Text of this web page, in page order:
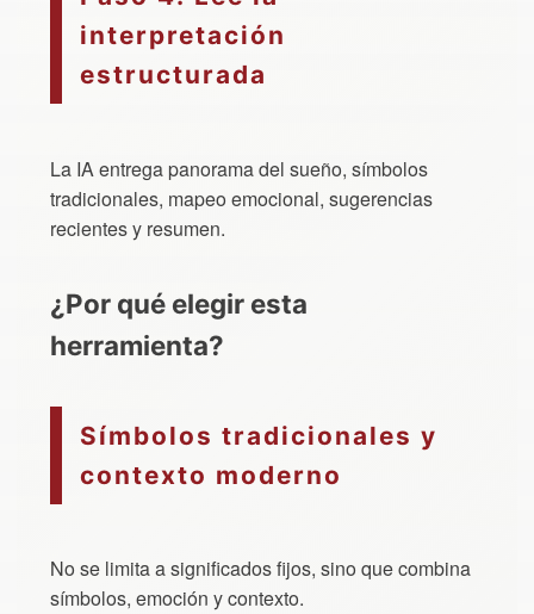
interpretación
estructurada
La IA entrega panorama del sueño, símbolos
tradicionales, mapeo emocional, sugerencias
recientes y resumen.
¿Por qué elegir esta
herramienta?
Símbolos tradicionales y
contexto moderno
No se limita a significados fijos, sino que combina
símbolos, emoción y contexto.